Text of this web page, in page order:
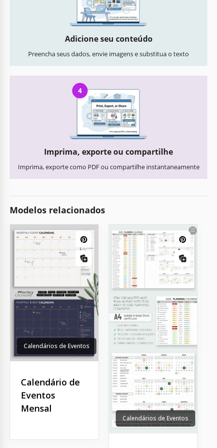
Adicione seu conteúdo
Preencha seus dados, envie imagens e substitua o texto
4
Imprima, exporte ou compartilhe
Imprima, exporte como PDF ou compartilhe instantaneamente
Modelos relacionados
Calendários de Eventos
Calendário de
Eventos
Mensal
Calendários de Eventos